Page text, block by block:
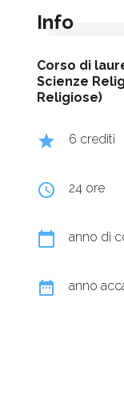
Info
Corso di
Scienze
Religiose)
grade 6 crediti
query_builder 24 ore
calendar_today anno di
date_range anno